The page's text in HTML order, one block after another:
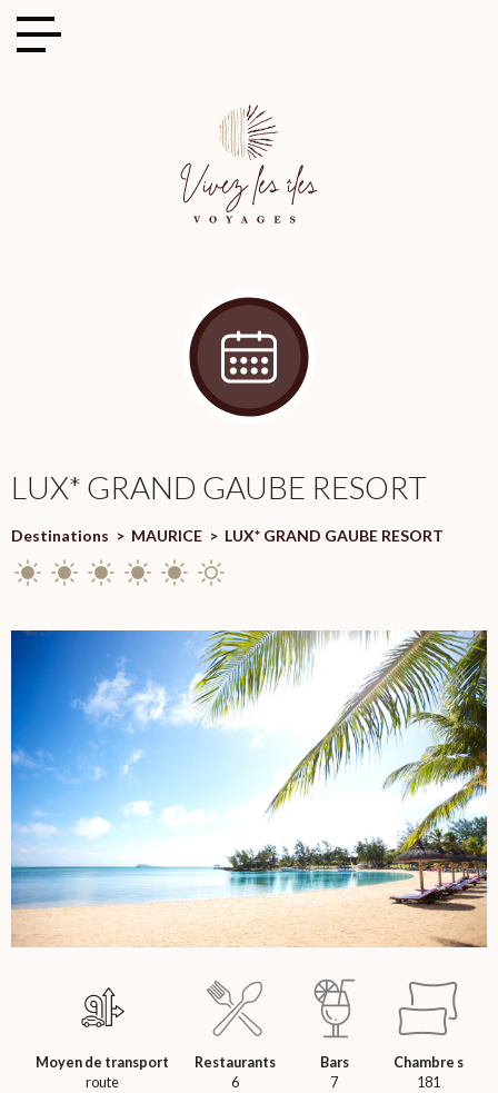
LUX* GRAND GAUBE RESORT
Destinations > MAURICE > LUX* GRAND GAUBE RESORT
Moyen de transport
route
Restaurants
6
Bars
7
Chambre s
181